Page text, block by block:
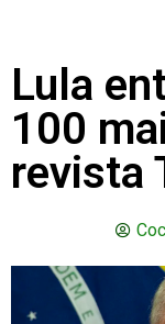
Lula
100
revista